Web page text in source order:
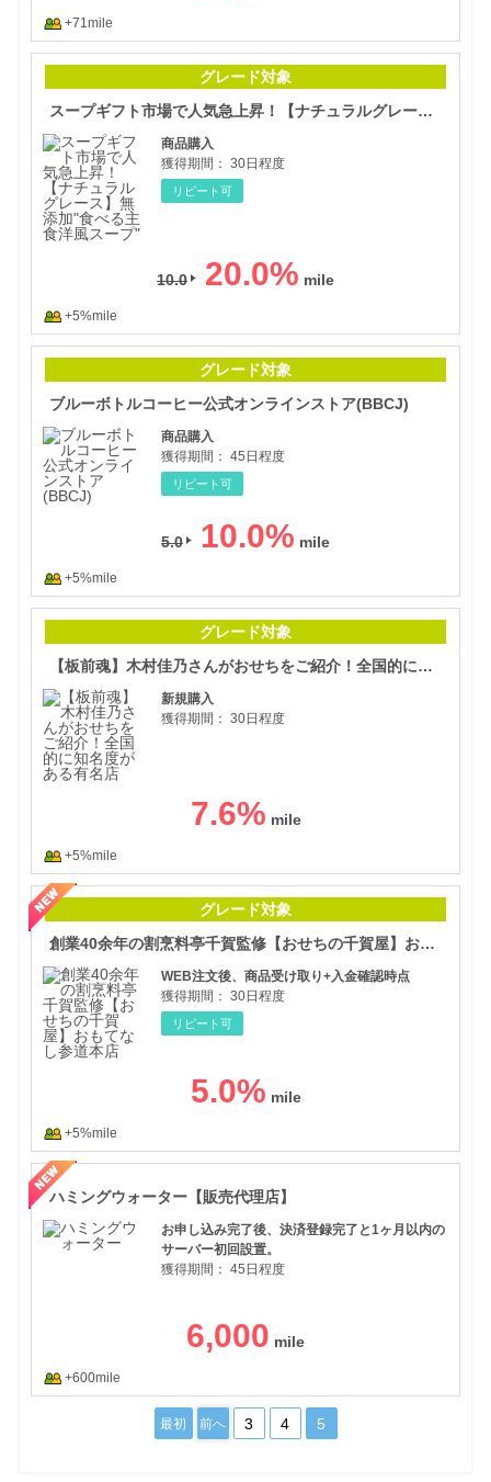
+71mile
グレード対象
スープギフト市場で人気急上昇！【ナチュラルグレース】無添加"食べる主食洋風スープ"
商品購入
獲得期間： 30日程度
リピート可
10.0 20.0%
+5%mile
グレード対象
ブルーボトルコーヒー公式オンラインストア(BBCJ)
商品購入
獲得期間： 45日程度
リピート可
5.0 10.0%
+5%mile
グレード対象
【板前魂】木村佳乃さんがおせちをご紹介！全国的に知名度がある有名店
新規購入
獲得期間： 30日程度
7.6%
+5%mile
グレード対象
創業40余年の割烹料亭千賀監修【おせちの千賀屋】おもてなし参道本店
WEB注文後、商品受け取り+入金確認時点
獲得期間： 30日程度
リピート可
5.0%
+5%mile
ハミングウォーター【販売代理店】
お申し込み完了後、決済登録完了と1ヶ月以内の
サーバー初回設置。
獲得期間： 45日程度
6,000
+600mile
最初 前へ 3 4 5